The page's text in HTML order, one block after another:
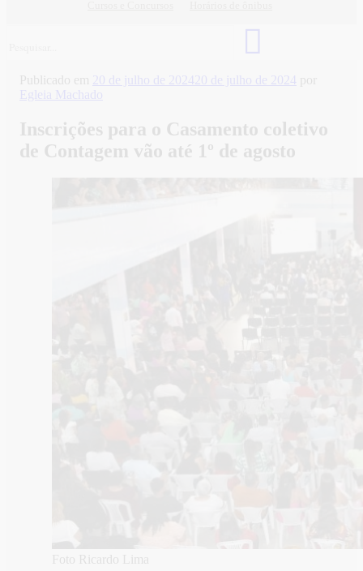
Publicado em 20 de julho de 2024 20 de julho de 2024 por
Egleia Machado
Inscrições para o Casamento coletivo
de Contagem vão até 1º de agosto
Foto Ricardo Lima